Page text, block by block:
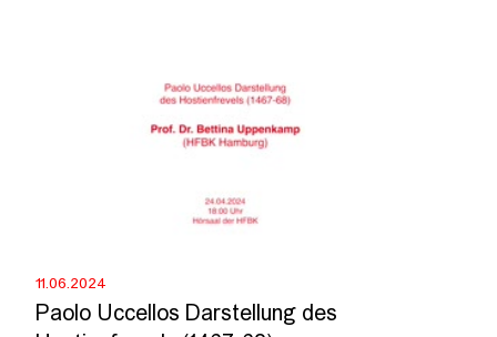
11.06.2024
Paolo Uccellos Darstellung des